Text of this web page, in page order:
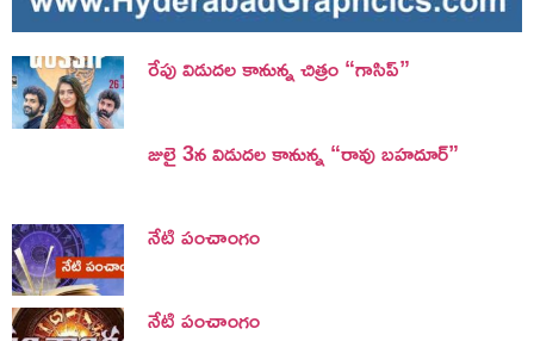
రేపు విడుదల కానున్న చిత్రం “గాసిప్”
జులై 3న విడుదల కానున్న “రావు బహదూర్”
నేటి పంచాంగం
నేటి పంచాంగం